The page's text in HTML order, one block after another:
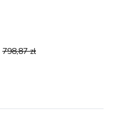
798,87 zł